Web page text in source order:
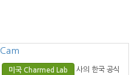
미국 Charmed Lab 사의 한국 공식